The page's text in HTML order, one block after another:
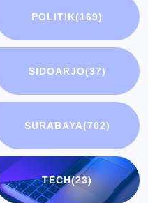
POLITIK(169)
SIDOARJO(37)
SURABAYA(702)
TECH(23)